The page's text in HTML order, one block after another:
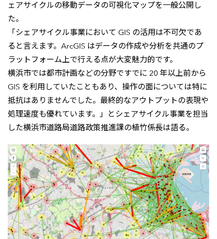
ェアサイクルの移動データの可視化マップを一般公開し
た。
「シェアサイクル事業において GIS の活用は不可欠であ
ると言えます。ArcGIS はデータの作成や分析を共通のプ
ラットフォーム上で行える点が大変魅力的です。
横浜市では都市計画などの分野ですでに 20 年以上前から
GIS を利用していたこともあり、操作の面については特に
抵抗はありませんでした。最終的なアウトプットの表現や
処理速度も優れています。」とシェアサイクル事業を担当
した横浜市道路局道路政策推進課の植竹係長は語る。